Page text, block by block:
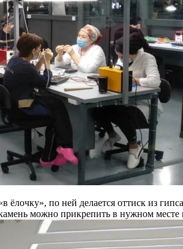
по ней делается оттиск из
можно прикрепить в нужном месте